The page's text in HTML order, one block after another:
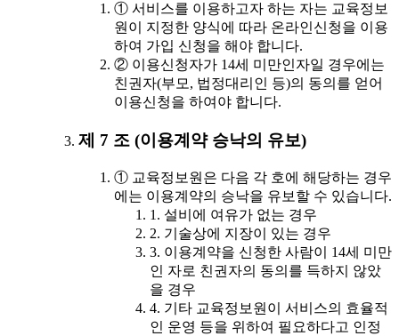
① 서비스를 이용하고자 하는 자는 교육정보
원이 지정한 양식에 따라 온라인신청을 이용
하여 가입 신청을 해야 합니다.
② 이용신청자가 14세 미만인자일 경우에는
친권자(부모, 법정대리인 등)의 동의를 얻어
이용신청을 하여야 합니다.
제 7 조 (이용계약 승낙의 유보)
① 교육정보원은 다음 각 호에 해당하는 경우
에는 이용계약의 승낙을 유보할 수 있습니다.
1. 설비에 여유가 없는 경우
2. 기술상에 지장이 있는 경우
3. 이용계약을 신청한 사람이 14세 미만
인 자로 친권자의 동의를 득하지 않았
을 경우
4. 기타 교육정보원이 서비스의 효율적
인 운영 등을 위하여 필요하다고 인정